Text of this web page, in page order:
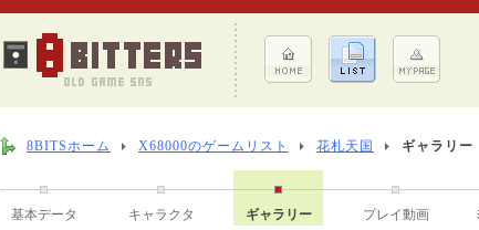
8BITSホーム X68000のゲームリスト 花札天国 ギャラリー
基本データ キャラクタ ギャラリー プレイ動画